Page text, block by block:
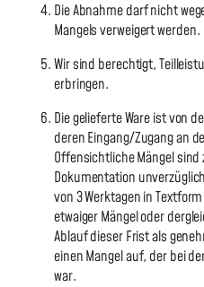
Die Abnahme darf nicht
Mangels verweigert werden.
Wir sind berechtigt,
erbringen.
Die gelieferte Ware ist von
deren Eingang/Zugang an
Offensichtliche Mängel
Dokumentation
von 3 Werktagen in
etwaiger Mängel oder
Ablauf dieser Frist als
einen Mangel auf, der bei
war.